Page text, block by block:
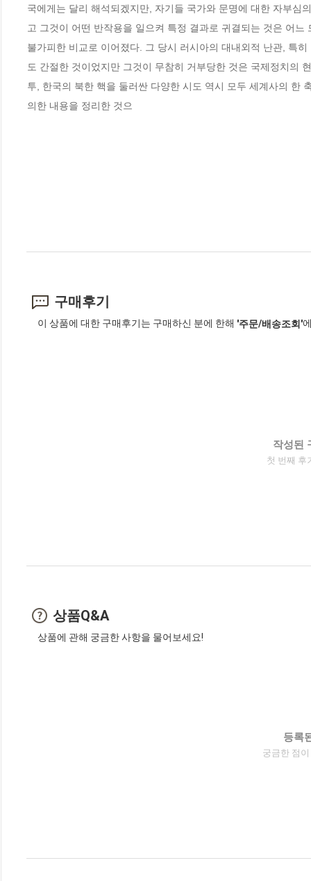
국에게는 달리 해석되겠지만, 자기들 국가와 문명에 대한 자부심
고 그것이 어떤 반작용을 일으켜 특정 결과로 귀결되는 것은 어
불가피한 비교로 이어졌다. 그 당시 러시아의 대내외적 난관, 특
도 간절한 것이었지만 그것이 무참히 거부당한 것은 국제정치의
투, 한국의 북한 핵을 둘러싼 다양한 시도 역시 모두 세계사의 한
의한 내용을 정리한 것으
구매후기
이 상품에 대한 구매후기는 구매하신 분에 한해 '주문/배송조회'
작성된
첫 번째 후
상품Q&A
상품에 관해 궁금한 사항을 물어보세요!
등록
궁금한 점